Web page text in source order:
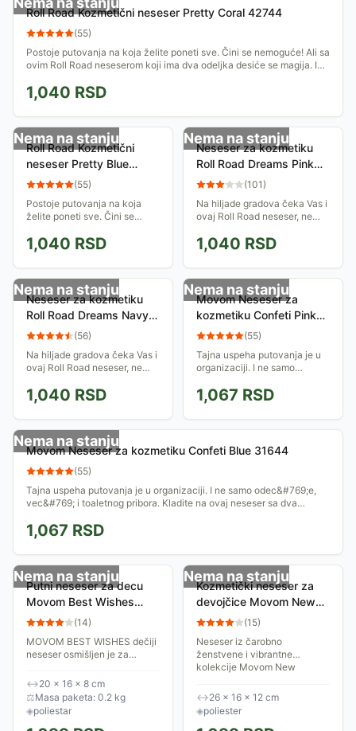
Roll Road Kozmetični neseser Pretty Coral 42744
(55)
Postoje putovanja na koja želite poneti sve. Čini se nemoguće! Ali sa
ovim Roll Road neseserom koji ima dva odeljka desiće se magija. I
1,040 RSD
Nema na stanju
Roll Road Kozmetični
neseser Pretty Blue
42644
(55)
Postoje putovanja na koja
želite poneti sve. Čini se
Road neseserom koji ima dva
odeljka desiće se magija. I ne
mora da...
1,040 RSD
Nema na stanju
Neseser za kozmetiku
Roll Road Dreams Pink
42544
(101)
Na hiljade gradova čeka Vas i
ovaj Roll Road neseser, ne
otkrijete svojim motom:
<i>mali snovi mogu postati
odlične...
1,040 RSD
Nema na stanju
Neseser za kozmetiku
Roll Road Dreams Navy
42444
(56)
Na hiljade gradova čeka Vas i
ovaj Roll Road neseser, ne
otkrijete svojim motom:
<i>mali snovi mogu postati
odlične...
1,040 RSD
Nema na stanju
Movom Neseser za
kozmetiku Confeti Pink
31644
(55)
Tajna uspeha putovanja je u
organizaciji. I ne samo
toaletnog pribora. Kladite na
ovaj neseser sa dva odeljka
da ćete sve u...
1,067 RSD
Nema na stanju
Movom Neseser za kozmetiku Confeti Blue 31644
(55)
Tajna uspeha putovanja je u organizaciji. I ne samo odec&#769;e,
vec&#769; i toaletnog pribora. Kladite na ovaj neseser sa dva
1,067 RSD
Nema na stanju
Putni neseser za decu
Movom Best Wishes
purple 32145
(14)
MOVOM BEST WISHES dečiji
neseser osmišljen je za
njihove kozmetičke i
higijenske potrepštine budu
uredno organizovane tokom...
↔20 × 16 × 8 cm
⚖Masa paketa: 0.2 kg
◈poliestar
Nema na stanju
Kozmetički neseser za
devojčice Movom New
Adventure 30845
(15)
Neseser iz čarobno
ženstvene i vibrantne
kolekcije Movom New
džepa da super spakuješ svoj
toaletni pribor kada ideš na...
↔26 × 16 × 12 cm
◈poliester